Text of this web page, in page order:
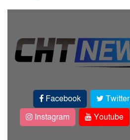
Facebook Twitter
Instagram
Youtube